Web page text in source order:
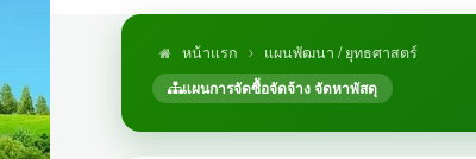
หน้าแรก
แผนพัฒนา / ยุทธศาสตร์
แผนการจัดซื้อจัดจ้าง จัดหาพัสดุ